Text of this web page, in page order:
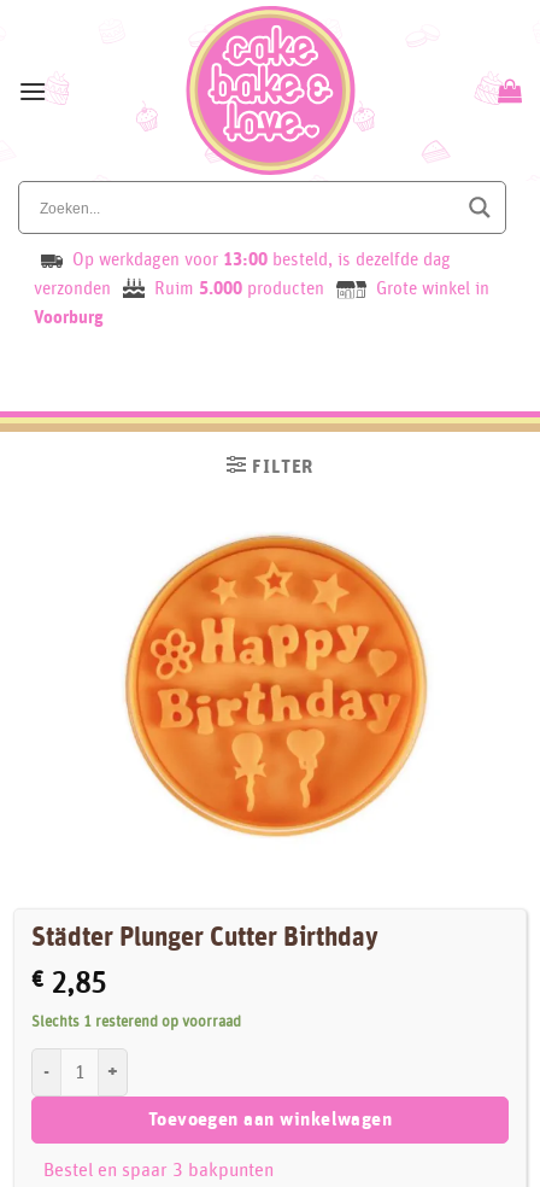
content
Op werkdagen voor 13:00 besteld, is dezelfde dag
verzonden
Ruim 5.000 producten
Grote winkel in
Voorburg
FILTER
Städter Plunger Cutter Birthday
€ 2,85
Slechts 1 resterend op voorraad
Toevoegen aan winkelwagen
Bestel en spaar 3 bakpunten